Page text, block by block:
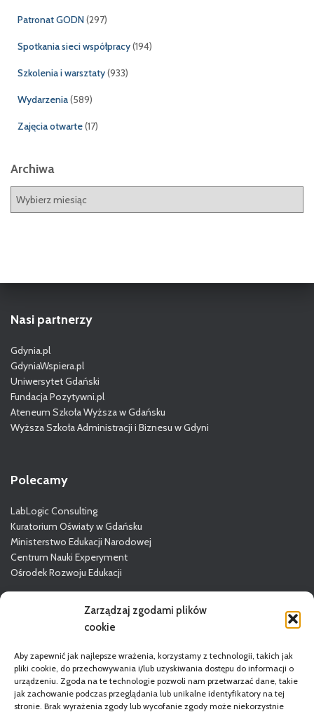
Zarządzaj zgodami plików
cookie
Aby zapewnić jak najlepsze wrażenia, korzystamy z technologii, takich jak
pliki cookie, do przechowywania i/lub uzyskiwania dostępu do informacji o
urządzeniu. Zgoda na te technologie pozwoli nam przetwarzać dane, takie
jak zachowanie podczas przeglądania lub unikalne identyfikatory na tej
stronie. Brak wyrażenia zgody lub wycofanie zgody może niekorzystnie
Patronat GODN(297)
Spotkania sieci współpracy(194)
Szkolenia i warsztaty(933)
Wydarzenia(589)
Zajęcia otwarte(17)
Archiwa
a
Nasi partnerzy
Gdynia.pl
GdyniaWspiera.pl
Uniwersytet Gdański
Fundacja Pozytywni.pl
Ateneum Szkoła Wyższa w Gdańsku
Wyższa Szkoła Administracji i Biznesu w Gdyni
Polecamy
LabLogic Consulting
Kuratorium Oświaty w Gdańsku
Ministerstwo Edukacji Narodowej
Centrum Nauki Experyment
Ośrodek Rozwoju Edukacji
Więcej o GODN